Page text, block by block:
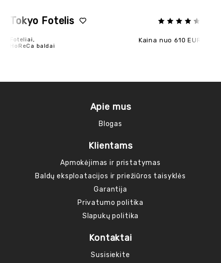
Tokyo Fotelis
Foteliai,
HoReCa baldai
Kaina nuo 610 EUR
Apie mus
Blogas
Klientams
Apmokėjimas ir pristatymas
Baldų eksploatacijos ir priežiūros taisyklės
Garantija
Privatumo politika
Slapukų politika
Kontaktai
Susisiekite